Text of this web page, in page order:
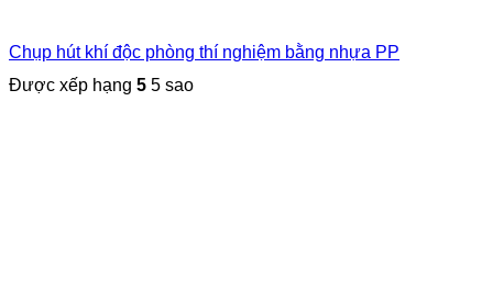
Chụp hút khí độc phòng thí nghiệm bằng nhựa PP
Được xếp hạng 5 5 sao